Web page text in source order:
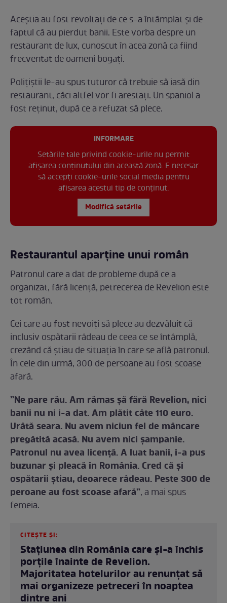
Aceștia au fost revoltați de ce s-a întâmplat și de
faptul că au pierdut banii. Este vorba despre un
restaurant de lux, cunoscut în acea zonă ca fiind
frecventat de oameni bogați.
Polițiștii le-au spus tuturor că trebuie să iasă din
restaurant, căci altfel vor fi arestați. Un spaniol a
fost reținut, după ce a refuzat să plece.
INFORMARE
Setările tale privind cookie-urile nu permit
afișarea conținutului din această zonă. E necesar
să accepți cookie-urile social media pentru
afisarea acestui tip de conținut.
Modifică setările
Restaurantul aparține unui român
Patronul care a dat de probleme după ce a
organizat, fără licență, petrecerea de Revelion este
tot român.
Cei care au fost nevoiți să plece au dezvăluit că
inclusiv ospătarii râdeau de ceea ce se întâmplă,
crezând că știau de situația în care se află patronul.
În cele din urmă, 300 de persoane au fost scoase
afară.
”Ne pare rău. Am rămas șă fără Revelion, nici
banii nu ni i-a dat. Am plătit câte 110 euro.
Urâtă seara. Nu avem niciun fel de mâncare
pregătită acasă. Nu avem nici șampanie.
Patronul nu avea licență. A luat banii, i-a pus
buzunar și pleacă în România. Cred că și
ospătarii știau, deoarece râdeau. Peste 300 de
peroane au fost scoase afară”, a mai spus
femeia.
CITEȘTE ȘI:
Stațiunea din România care și-a închis
porțile înainte de Revelion.
Majoritatea hotelurilor au renunțat să
mai organizeze petreceri în noaptea
dintre ani